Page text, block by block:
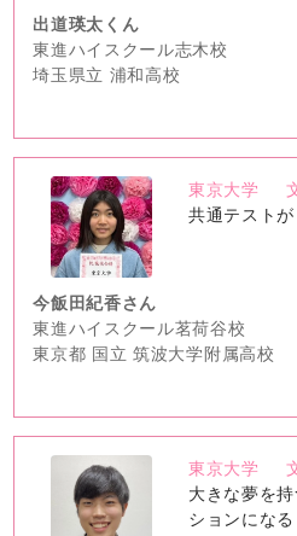
出道瑛太くん
東進ハイスクール志木校
埼玉県立 浦和高校
no
image
東京大学
共通テスト
今飯田紀香さん
東進ハイスクール茗荷谷校
東京都 国立 筑波大学附属高校
no
image
東京大学
大きな夢を
ションになる